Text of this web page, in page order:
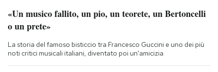
«Un musico fallito, un pio, un teorete, un Bertoncelli
o un prete»
La storia del famoso bisticcio tra Francesco Guccini e uno dei più
noti critici musicali italiani, diventato poi un'amicizia